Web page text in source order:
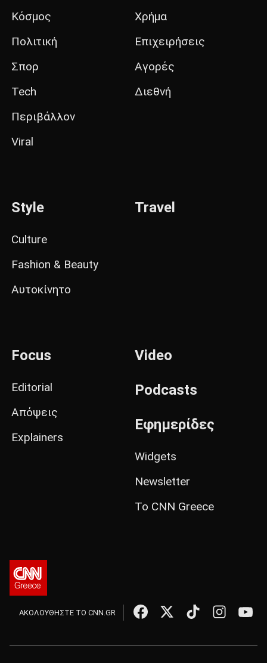
Κόσμος
Πολιτική
Σπορ
Tech
Περιβάλλον
Viral
Χρήμα
Επιχειρήσεις
Αγορές
Διεθνή
Style
Culture
Fashion & Beauty
Αυτοκίνητο
Travel
Focus
Editorial
Απόψεις
Explainers
Video
Podcasts
Εφημερίδες
Widgets
Newsletter
Το CNN Greece
ΑΚΟΛΟΥΘΗΣΤΕ ΤΟ CNN.GR